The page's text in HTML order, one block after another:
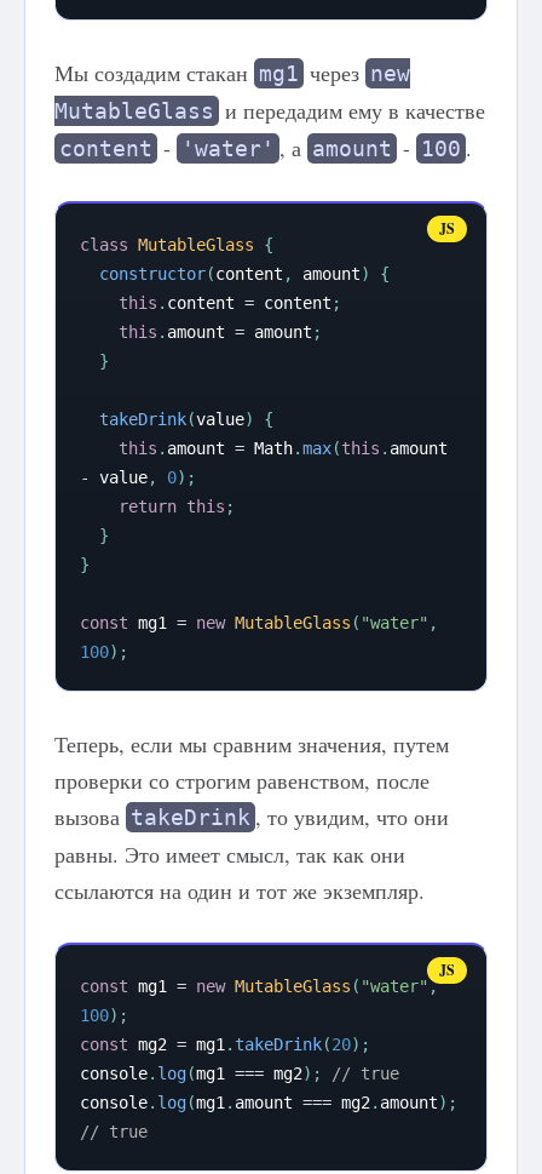
Мы создадим стакан mg1 через new
MutableGlass и передадим ему в качестве
content - 'water' , а amount - 100 .
class MutableGlass
{
constructor(content , amount)
{
this . content = content ;
this . amount = amount ;
}
takeDrink(value)
{
this . amount = Math.max(this .
-
value, 0) ;
return this ;
}
}
const mg1 = new MutableGlass ( "water" ,
100) ;
Теперь, если мы сравним значения, путем
проверки со строгим равенством, после
вызова takeDrink , то увидим, что они
равны. Это имеет смысл, так как они
ссылаются на один и тот же экземпляр.
const mg1 = new MutableGlass ( "water" ,
100) ;
const mg2 = mg1 . takeDrink(20) ;
console. log(mg1 === mg2) ;
// true
console. log(mg1 . amount === mg2 . amount) ;
// true